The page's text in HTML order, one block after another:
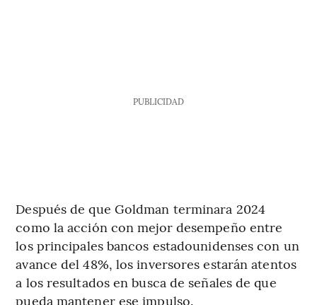
PUBLICIDAD
Después de que Goldman terminara 2024
como la acción con mejor desempeño entre
los principales bancos estadounidenses con un
avance del 48%, los inversores estarán atentos
a los resultados en busca de señales de que
pueda mantener ese impulso.